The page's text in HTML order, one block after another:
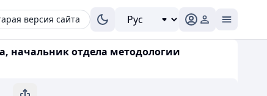
версия сайта
начальник отдела методологии